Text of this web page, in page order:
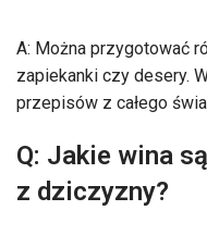
A: Można przygotować
zapiekanki czy desery.
przepisów z całego
Q: Jakie wina
z dziczyzny?